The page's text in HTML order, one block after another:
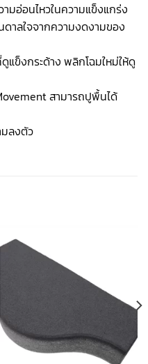
มอ่อนไหวในความแข็งแกร่ง
าลใจจากความงดงามของ
งกระด้าง พลิกโฉมใหม่ให้ดู
สามารถปูพื้นได้
ลงตัว